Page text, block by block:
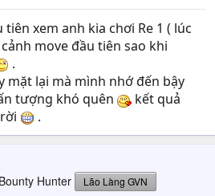
xem anh kia chơi Re 1 ( lúc
move đầu tiên sao khi
.
mặt lại mà mình nhớ đến bậy
tượng khó quên
kết quả
.
Hunter Lão Làng GVN